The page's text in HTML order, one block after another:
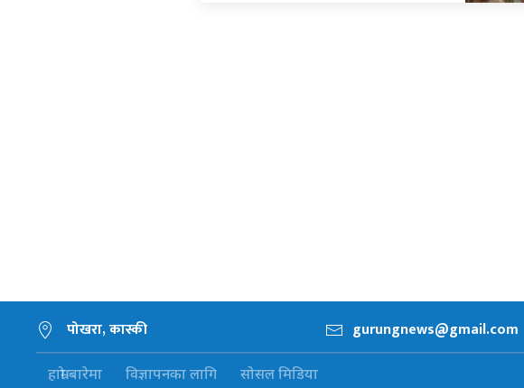
पोखरा, कास्की gurungnews@gmail.com
हाम्रो बारेमा विज्ञापनका लागि सोसल मिडिया